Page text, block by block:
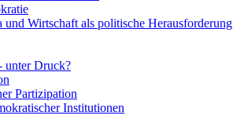
Wirtschaft als politische Herausforderung
unter Druck?
Partizipation
Institutionen